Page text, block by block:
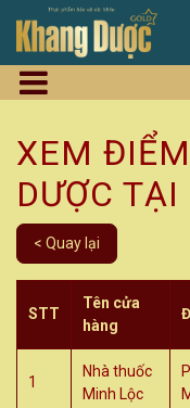
XEM
DƯỢC TẠI
< Quay lại
STT
Tên cửa
hàng
1
Nhà thuốc
Minh Lộc